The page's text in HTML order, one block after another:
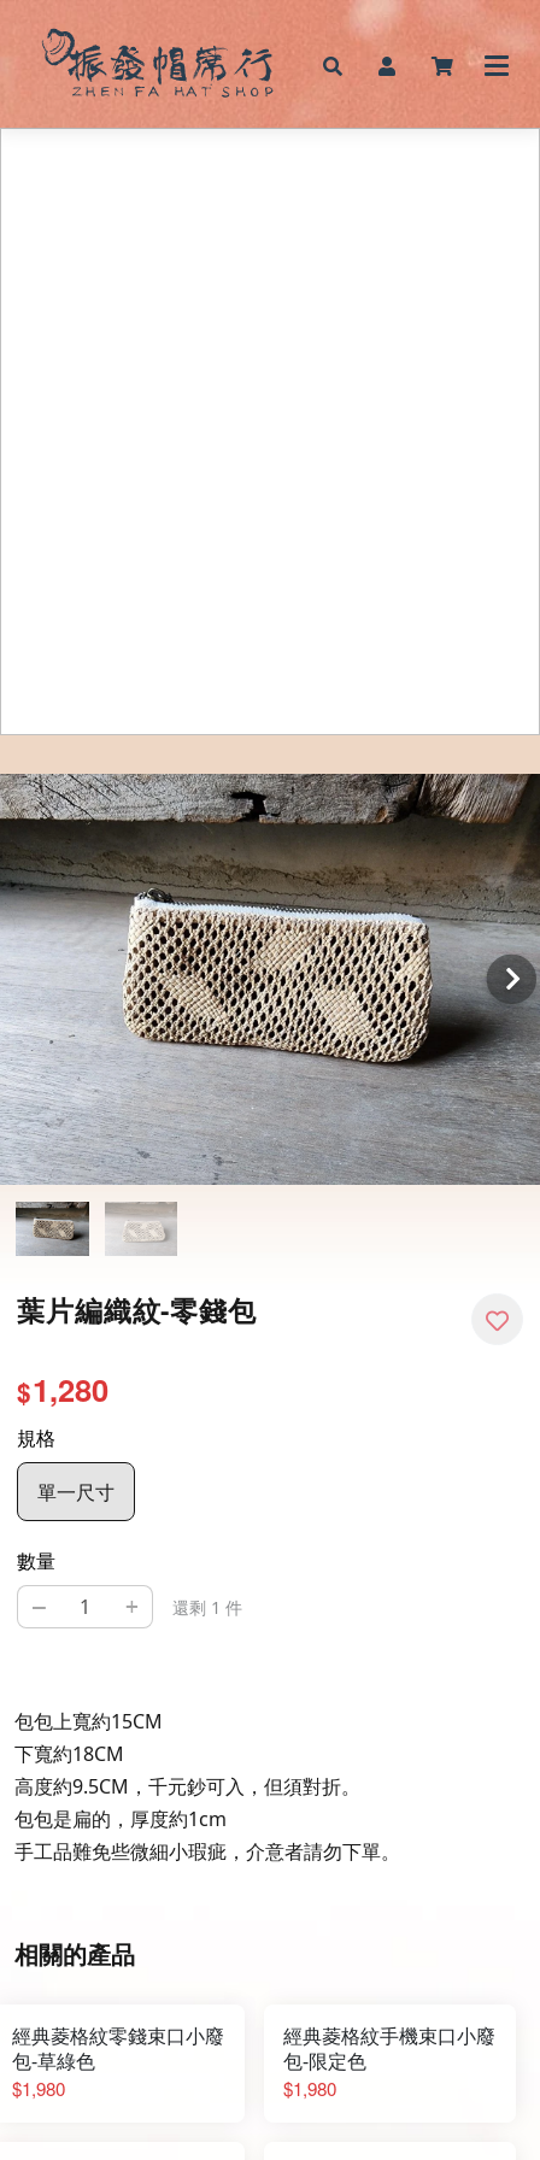
葉片編織紋-零錢包
$1,280
規格
單一尺寸
數量
– + 還剩 1 件
包包上寬約15CM
下寬約18CM
高度約9.5CM，千元鈔可入，但須對折。
包包是扁的，厚度約1cm
手工品難免些微細小瑕疵，介意者請勿下單。
相關的產品
經典菱格紋零錢束口小廢
包-草綠色
$1,980
經典菱格紋手機束口小廢
包-限定色
$1,980